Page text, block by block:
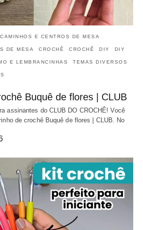
CAMINHOS E CENTROS DE MESA
DE MESA CROCHÊ CROCHÊ DIY DIY
E LEMBRANCINHAS TEMAS DIVERSOS
Buquê de flores | CLUB
assinantes do CLUB DO CROCHÊ! Você
de crochê Buquê de flores | CLUB. No